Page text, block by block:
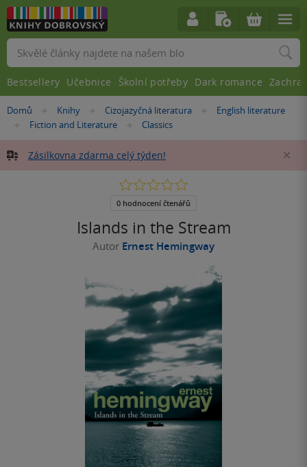
Nacházíte
Domů »Knihy »Cizojazyčná literatura »
English literature
»Fiction and Literature »
Classics
Zásilkovna zdarma celý týden!
Islands in the Stream
Autor Ernest Hemingway
0.0
5
0 hodnocení čtenářů
Vyhledávání
Bestsellery Učebnice Školní potřeby Dark romance